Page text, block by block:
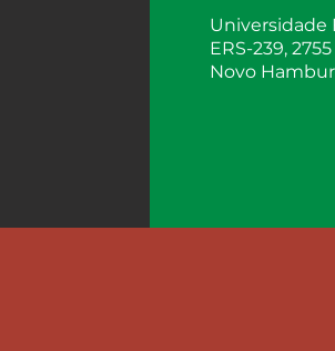
Universidade
ERS-239, 2755
Novo